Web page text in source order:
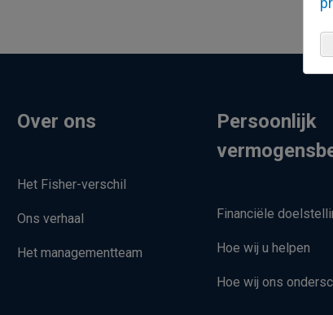
Over ons
Het Fisher-verschil
Ons verhaal
Het managementteam
Persoonlijk
Financiële
Hoe wij u helpen
Hoe wij ons